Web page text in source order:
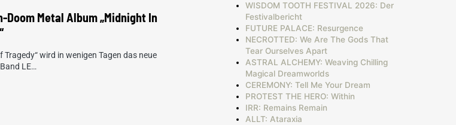
Doom Metal Album „Midnight In
Tragedy“ wird in wenigen Tagen das neue
LE…
WISDOM TOOTH FESTIVAL 2026: Der
Festivalbericht
FUTURE PALACE: Resurgence
NECROTTED: We Are The Gods That
Tear Ourselves Apart
ASTRAL ALCHEMY: Weaving Chilling
Magical Dreamworlds
CEREMONY: Tell Me Your Dream
PROTEST THE HERO: Within
IRR: Remains Remain
ALLT: Ataraxia